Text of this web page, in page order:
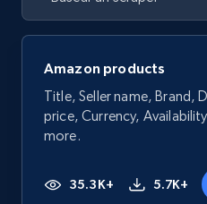
Amazon products
Title, Seller name, Brand,
price, Currency,
more.
35.3K+ 5.7K+